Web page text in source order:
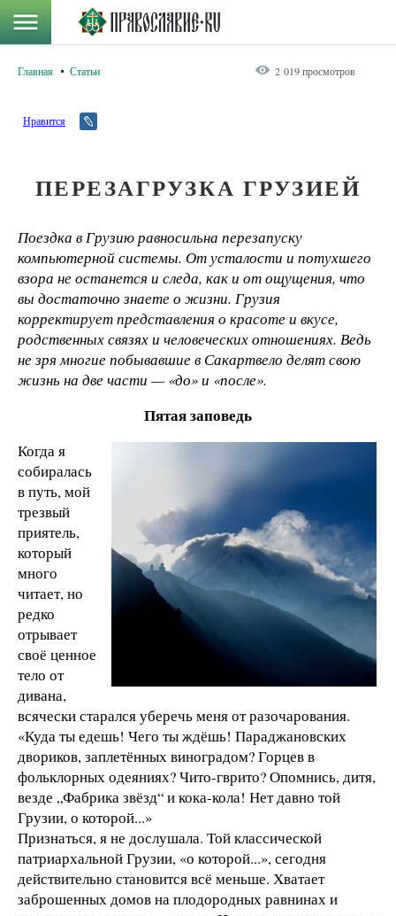
Главная Статьи 2 019 просмотров
Нравится
ПЕРЕЗАГРУЗКА ГРУЗИЕЙ
Поездка в Грузию равносильна перезапуску
компьютерной системы. От усталости и потухшего
взора не останется и следа, как и от ощущения, что
вы достаточно знаете о жизни. Грузия
корректирует представления о красоте и вкусе,
родственных связях и человеческих отношениях. Ведь
не зря многие побывавшие в Сакартвело делят свою
жизнь на две части — «до» и «после».
Пятая заповедь
Когда я
собиралась
в путь, мой
трезвый
приятель,
который
много
читает, но
редко
отрывает
своё ценное
тело от
дивана,
всячески старался уберечь меня от разочарования.
«Куда ты едешь! Чего ты ждёшь! Параджановских
двориков, заплетённых виноградом? Горцев в
фольклорных одеяниях? Чито-гврито? Опомнись, дитя,
везде „Фабрика звёзд“ и кока-кола! Нет давно той
Грузии, о которой...»
Признаться, я не дослушала. Той классической
патриархальной Грузии, «о которой...», сегодня
действительно становится всё меньше. Хватает
заброшенных домов на плодородных равнинах и